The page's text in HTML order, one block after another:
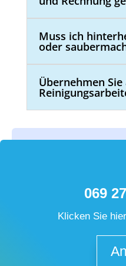
Muss ich
oder
Übernehmen
069
Klicken Sie